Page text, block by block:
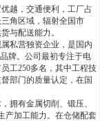
，交通便利，工厂占
角区域，辐射全国市
与配送能力。
私营独资企业，是国内
牌。公司最初专注于电
工250多名，其中工程技
部门的质量认定，在国
有金属切削、锻压、
产加工能力。在仓储配套